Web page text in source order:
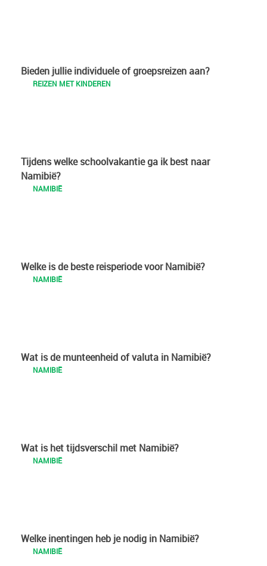
Bieden jullie individuele of groepsreizen aan?
REIZEN MET KINDEREN
Tijdens welke schoolvakantie ga ik best naar
Namibië?
NAMIBIË
Welke is de beste reisperiode voor Namibië?
NAMIBIË
Wat is de munteenheid of valuta in Namibië?
NAMIBIË
Wat is het tijdsverschil met Namibië?
NAMIBIË
Welke inentingen heb je nodig in Namibië?
NAMIBIË